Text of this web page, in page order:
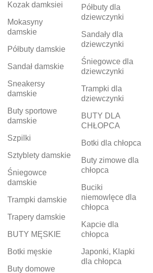
Kozak damksiei
Mokasyny
damskie
Półbuty damskie
Sandał damskie
Sneakersy
damskie
Buty sportowe
damskie
Szpilki
Sztyblety damskie
Śniegowce
damskie
Trampki damskie
Trapery damskie
BUTY MĘSKIE
Botki męskie
Buty domowe
Półbuty dla
dziewczynki
Sandały dla
dziewczynki
Śniegowce dla
dziewczynki
Trampki dla
dziewczynki
BUTY DLA
CHŁOPCA
Botki dla chłopca
Buty zimowe dla
chłopca
Buciki
niemowlęce dla
chłopca
Kapcie dla
chłopca
Japonki, Klapki
dla chłopca